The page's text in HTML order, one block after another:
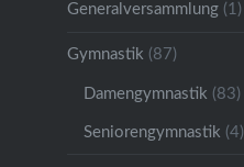
Generalversammlung(1)
Gymnastik (87)
Damengymnastik (83)
Seniorengymnastik (4)